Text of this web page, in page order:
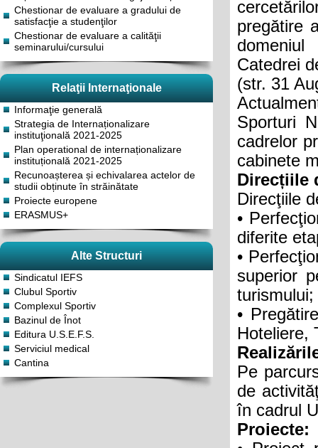
Chestionar de evaluare a gradului de
satisfacţie a studenţilor
Chestionar de evaluare a calităţii
seminarului/cursului
Relaţii Internaţionale
Informaţie generală
Strategia de Internaționalizare
instituţională 2021-2025
Plan operational de internaționalizare
instituțională 2021-2025
Recunoașterea și echivalarea actelor de
studii obținute în străinătate
Proiecte europene
ERASMUS+
Alte Structuri
Sindicatul IEFS
Clubul Sportiv
Complexul Sportiv
Bazinul de Înot
Editura U.S.E.F.S.
Serviciul medical
Cantina
pregătire
Catedrei
(str. 31
Sporturi
cadrelor
cabinete
Direcțiile
Direcţiile
•
diferite
•
superior
turismului;
•
Hoteliere,
Pe
de
în cadrul
Proiecte: